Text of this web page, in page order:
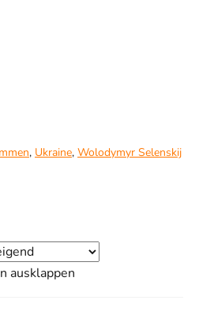
, Ukraine, Wolodymyr Selenskij
ausklappen